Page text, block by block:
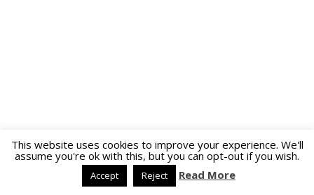
This website uses cookies to improve your experience. We'll
assume you're ok with this, but you can opt-out if you wish.
Accept Reject Read More